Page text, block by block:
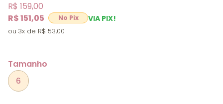
R$ 151,05 VIA PIX!
R$ 159,00
3x R$ 53,00
Tamanho
6